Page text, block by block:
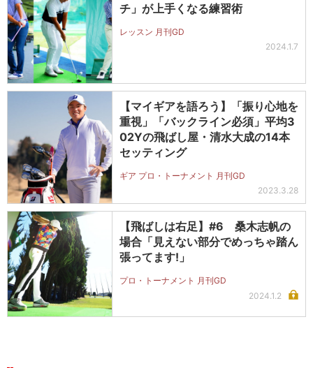
チ」が上手くなる練習術
レッスン 月刊GD
2024.1.7
【マイギアを語ろう】「振り心地を
重視」「バックライン必須」平均3
02Yの飛ばし屋・清水大成の14本
セッティング
ギア プロ・トーナメント 月刊GD
2023.3.28
【飛ばしは右足】#6 桑木志帆の
場合「見えない部分でめっちゃ踏ん
張ってます!」
プロ・トーナメント 月刊GD
2024.1.2